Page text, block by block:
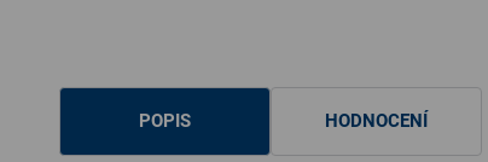
POPIS HODNOCENÍ